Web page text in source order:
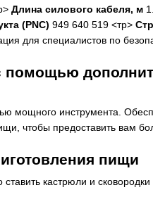
Длина силового кабеля, м
(PNC) 949 640 519 <тр>
для специалистов по
помощью
мощного инструмента.
чтобы предоставить вам
пищи
кастрюли и сковородки